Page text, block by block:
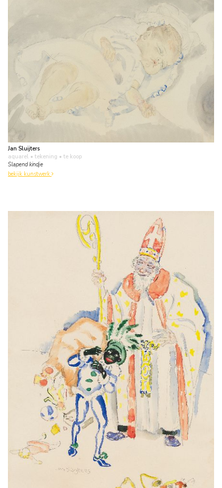
Jan Sluijters
aquarel • tekening • te koop
Slapend kindje
bekijk kunstwerk